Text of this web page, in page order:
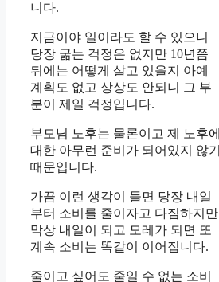
니다.
지금이야 일이라도 할 수 있으니
당장 굶는 걱정은 없지만 10년쯤
뒤에는 어떻게 살고 있을지 아예
계획도 없고 상상도 안되니 그 부
분이 제일 걱정입니다.
부모님 노후는 물론이고 제 노후에
대한 아무런 준비가 되어있지 않기
때문입니다.
가끔 이런 생각이 들면 당장 내일
부터 소비를 줄이자고 다짐하지만
막상 내일이 되고 모레가 되면 또
계속 소비는 똑같이 이어집니다.
줄이고 싶어도 줄일 수 없는 소비